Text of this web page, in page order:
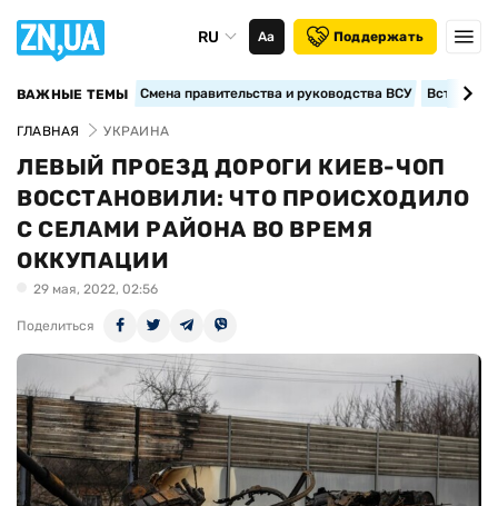
RU Аа Поддержать
ВАЖНЫЕ ТЕМЫ Смена правительства и руководства ВСУ
ГЛАВНАЯ УКРАИНА
ЛЕВЫЙ ПРОЕЗД ДОРОГИ КИЕВ-ЧОП
ВОССТАНОВИЛИ: ЧТО ПРОИСХОДИЛО
С СЕЛАМИ РАЙОНА ВО ВРЕМЯ
ОККУПАЦИИ
29 мая, 2022, 02:56
Поделиться